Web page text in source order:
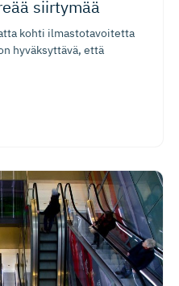
siirtymää
kohti ilmastotavoitetta
hyväksyttävä, että